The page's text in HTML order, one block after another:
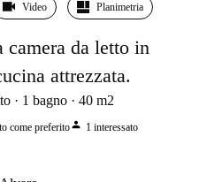
Video Planimetria
camera da letto in
attrezzata.
1 bagno 40 m2
come preferitoperson 1 interessato